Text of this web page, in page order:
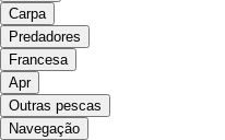
Carpa
Predadores
Francesa
Apr
Outras pescas
Navegação